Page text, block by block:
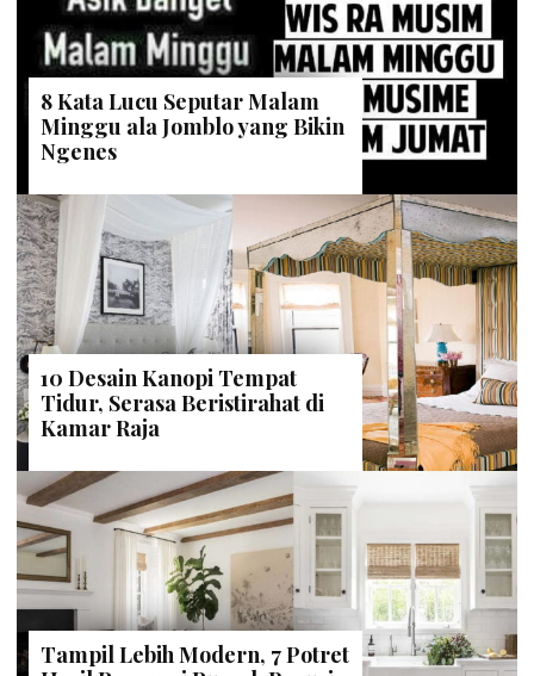
8 Kata Lucu Seputar Malam
Minggu ala Jomblo yang Bikin
Ngenes
10 Desain Kanopi Tempat
Tidur, Serasa Beristirahat di
Kamar Raja
Tampil Lebih Modern, 7 Potret